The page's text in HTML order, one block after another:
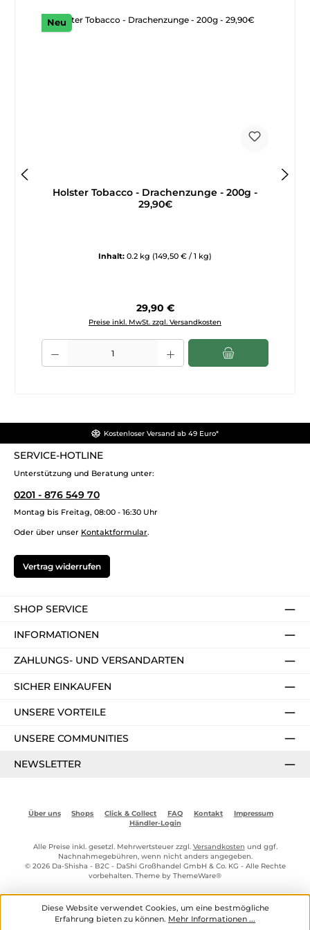
Neu
Holster Tobacco - Drachenzunge - 200g -
29,90€
Inhalt: 0.2 kg (149,50 € / 1 kg)
Regulärer Preis:
29,90 €
Preise inkl. MwSt. zzgl. Versandkosten
Produkt Anzahl: Gib den gewünschten Wert ein oder benutze die
Kostenloser Versand ab 49 Euro*
SERVICE-HOTLINE
Unterstützung und Beratung unter:
0201 - 876 549 70
Montag bis Freitag, 08:00 - 16:30 Uhr
Oder über unser Kontaktformular.
Vertrag widerrufen
SHOP SERVICE
INFORMATIONEN
ZAHLUNGS- UND VERSANDARTEN
SICHER EINKAUFEN
UNSERE VORTEILE
UNSERE COMMUNITIES
NEWSLETTER
Über uns Shops Click & Collect FAQ Kontakt
Impressum
Händler-Login
Alle Preise inkl. gesetzl. Mehrwertsteuer zzgl. Versandkosten und ggf.
Nachnahmegebühren, wenn nicht anders angegeben.
© 2026 Da-Shisha - B2C - DaShi Großhandel GmbH & Co. KG - Alle Rechte
vorbehalten. Theme by ThemeWare®
Diese Website verwendet Cookies, um eine bestmögliche
Erfahrung bieten zu können. Mehr Informationen ...